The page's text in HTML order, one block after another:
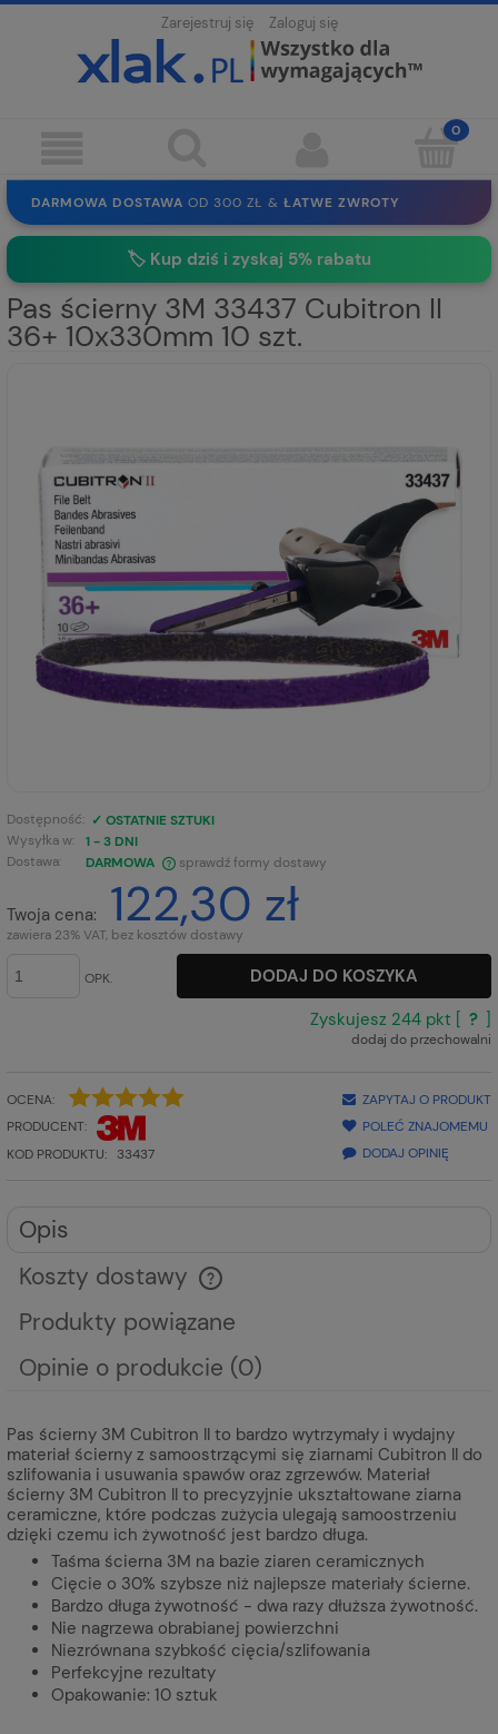
Zarejestruj się Zaloguj się
DARMOWA DOSTAWA OD 300 ZŁ & ŁATWE ZWROTY
100 DNI NA ZWROT BEZ REJESTRACJI
🏷️ Kup dziś i zyskaj 5% rabatu
Pas ścierny 3M 33437 Cubitron II
36+ 10x330mm 10 szt.
Dostępność: ✓ OSTATNIE SZTUKI
Wysyłka w:
1 - 3 DNI
Dostawa:
DARMOWA
CENA NIE ZAWIERA EWENTUALNYCH KOSZTÓW PŁATNOŚCI
sprawdź formy dostawy
Twoja cena: 122,30 zł
zawiera 23% VAT, bez kosztów dostawy
OPK.
DODAJ DO KOSZYKA
Zyskujesz 244 pkt [ ?
dodaj do przechowalni
OCENA:
PRODUCENT:
KOD PRODUKTU:
33437
ZAPYTAJ O PRODUKT
POLEĆ ZNAJOMEMU
DODAJ OPINIĘ
Opis
Koszty dostawy
Cena nie zawiera ewentualnych kosztów płatności
Produkty powiązane
Opinie o produkcie (0)
Pas ścierny 3M Cubitron II to bardzo wytrzymały i wydajny
materiał ścierny z samoostrzącymi się ziarnami Cubitron II do
szlifowania i usuwania spawów oraz zgrzewów. Materiał
ścierny 3M Cubitron II to precyzyjnie ukształtowane ziarna
ceramiczne, które podczas zużycia ulegają samoostrzeniu
dzięki czemu ich żywotność jest bardzo długa.
Taśma ścierna 3M na bazie ziaren ceramicznych
Cięcie o 30% szybsze niż najlepsze materiały ścierne.
Bardzo długa żywotność - dwa razy dłuższa żywotność.
Nie nagrzewa obrabianej powierzchni
Niezrównana szybkość cięcia/szlifowania
Perfekcyjne rezultaty
Opakowanie: 10 sztuk